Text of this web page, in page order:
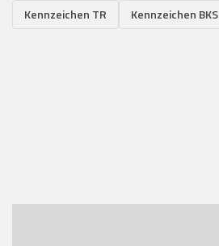
Kennzeichen TR
Kennzeichen BKS